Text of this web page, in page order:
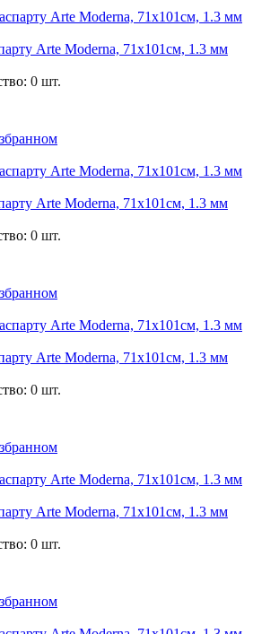
Arte Moderna, 71х101см, 1.3 мм
0 шт.
Arte Moderna, 71х101см, 1.3 мм
0 шт.
Arte Moderna, 71х101см, 1.3 мм
0 шт.
Arte Moderna, 71х101см, 1.3 мм
0 шт.